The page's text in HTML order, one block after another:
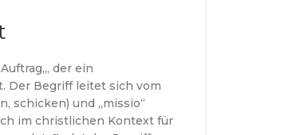
der ein
Der Begriff leitet sich vom
schicken) und „missio“
im christlichen Kontext für